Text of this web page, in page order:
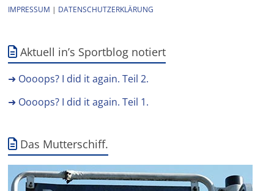
IMPRESSUM | DATENSCHUTZERKLÄRUNG
Aktuell in’s Sportblog notiert
➜ Oooops? I did it again. Teil 2.
➜ Oooops? I did it again. Teil 1.
Das Mutterschiff.